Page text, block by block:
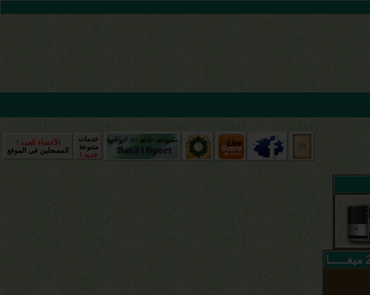
خدمات
متنوعة
جديد !
الأعضاء الجدد !
المسجلين في الموقع